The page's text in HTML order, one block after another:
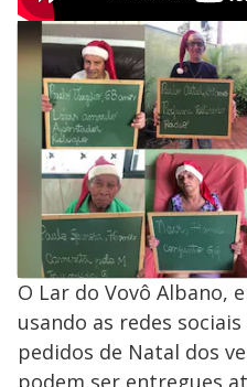
O Lar do Vovô Albano,
usando as redes
pedidos de Natal dos